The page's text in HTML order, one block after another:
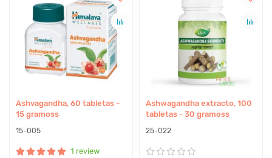
Ashvagandha, 60 tabletas -
15 gramoss
15-005
1 review
Ashwagandha extracto, 100
tabletas - 30 gramoss
25-022